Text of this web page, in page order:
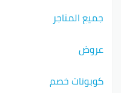
جميع المتاجر
عروض
كوبونات خصم